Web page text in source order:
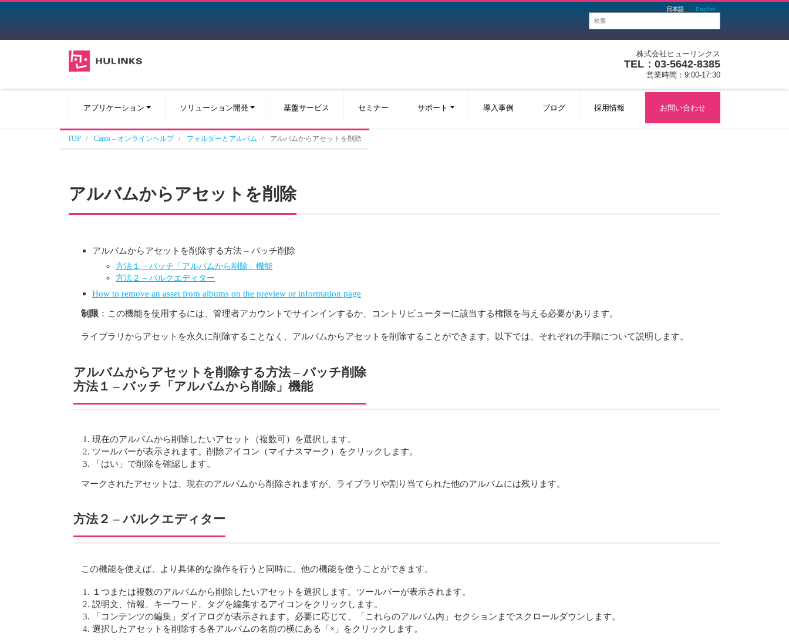
日本語 English
株式会社ヒューリンクス
TEL：03-5642-8385
営業時間：9:00-17:30
アプリケーション ソリューション開発 基盤サービス セミナー サポート 導入事例 ブログ 採用情報 お問い合わせ
TOP Canto – オンラインヘルプ フォルダーとアルバム アルバムからアセットを削除
アルバムからアセットを削除
アルバムからアセットを削除する方法 – バッチ削除
方法１ – バッチ「アルバムから削除」機能
方法２ – バルクエディター
How to remove an asset from albums on the preview or information page
制限 ：この機能を使用するには、管理者アカウントでサインインするか、コントリビューターに該当する権限を与える必要があります。
ライブラリからアセットを永久に削除することなく、アルバムからアセットを削除することができます。以下では、それぞれの手順について説明します。
アルバムからアセットを削除する方法 – バッチ削除
方法１ – バッチ「アルバムから削除」機能
現在のアルバムから削除したいアセット（複数可）を選択します。
ツールバーが表示されます。削除アイコン（マイナスマーク）をクリックします。
「はい」で削除を確認します。
マークされたアセットは、現在のアルバムから削除されますが、ライブラリや割り当てられた他のアルバムには残ります。
方法２ – バルクエディター
この機能を使えば、より具体的な操作を行うと同時に、他の機能を使うことができます。
１つまたは複数のアルバムから削除したいアセットを選択します。ツールバーが表示されます。
説明文、情報、キーワード、タグを編集するアイコンをクリックします。
「コンテンツの編集」ダイアログが表示されます。必要に応じて、「これらのアルバム内」セクションまでスクロールダウンします。
選択したアセットを削除する各アルバムの名前の横にある「×」をクリックします。